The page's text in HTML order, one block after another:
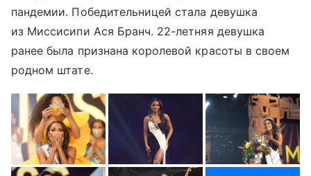
пандемии. Победительницей стала девушка
из Миссисипи Ася Бранч. 22-летняя девушка
ранее была признана королевой красоты в своем
родном штате.